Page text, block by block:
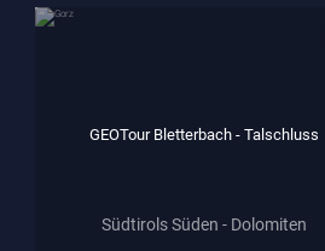
GEOTour Bletterbach - Talschluss
Südtirols Süden - Dolomiten